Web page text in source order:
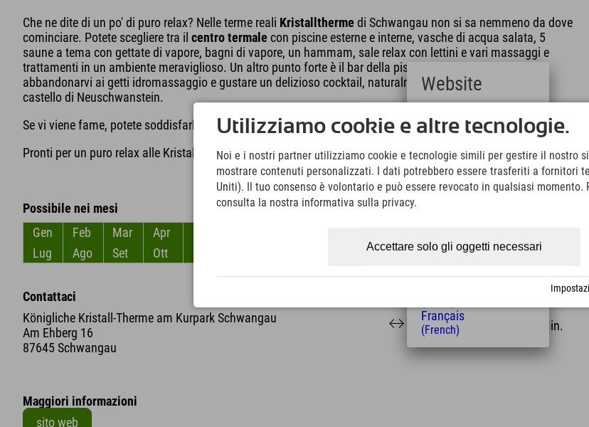
Che ne dite di un po' di puro relax? Nelle terme reali Kristalltherme di Schwangau non si sa nemmeno da dove
cominciare. Potete scegliere tra il centro termale con piscine esterne e interne, vasche di acqua salata, 5
saune a tema con gettate di vapore, bagni di vapore, un hammam, sale relax con lettini e vari massaggi e
trattamenti in un ambiente meraviglioso. Un altro punto forte è il bar della piscina. Qui potrete rilassarvi,
abbandonarvi ai getti idromassaggio e gustare un delizioso cocktail, naturalmente sempre con vista sul
castello di Neuschwanstein.
Se vi viene fame, potete soddisfarla nei due ristoranti delle Kristalltherme e nella baita grill.
Pronti per un puro relax alle Kristalltherme Schwangau in Algovia?
Possibile nei mesi
Gen
Feb Mar Apr
Lug
Ago Set Ott
Contattaci
Königliche Kristall-Therme am Kurpark Schwangau
Am Ehberg 16
87645 Schwangau
29 km Min.
Maggiori informazioni
sito web
Utilizziamo cookie e altre tecnologie.
Noi e i nostri partner utilizziamo cookie e tecnologie simili per gestire il nostro
mostrare contenuti personalizzati. I dati potrebbero essere trasferiti a fornitori
Uniti). Il tuo consenso è volontario e può essere revocato in qualsiasi
consulta la nostra informativa sulla privacy.
Accettare solo gli oggetti necessari
Website
Deutsch
(German)
(English)
Italiano
(Italian)
(Polish)
(Hungarian)
Français
(French)